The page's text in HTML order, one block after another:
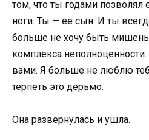
том, что ты годами позволял
ноги. Ты — ее сын. И ты
больше не хочу быть
комплекса
вами. Я больше не люблю
терпеть это дерьмо.
Она развернулась и ушла.